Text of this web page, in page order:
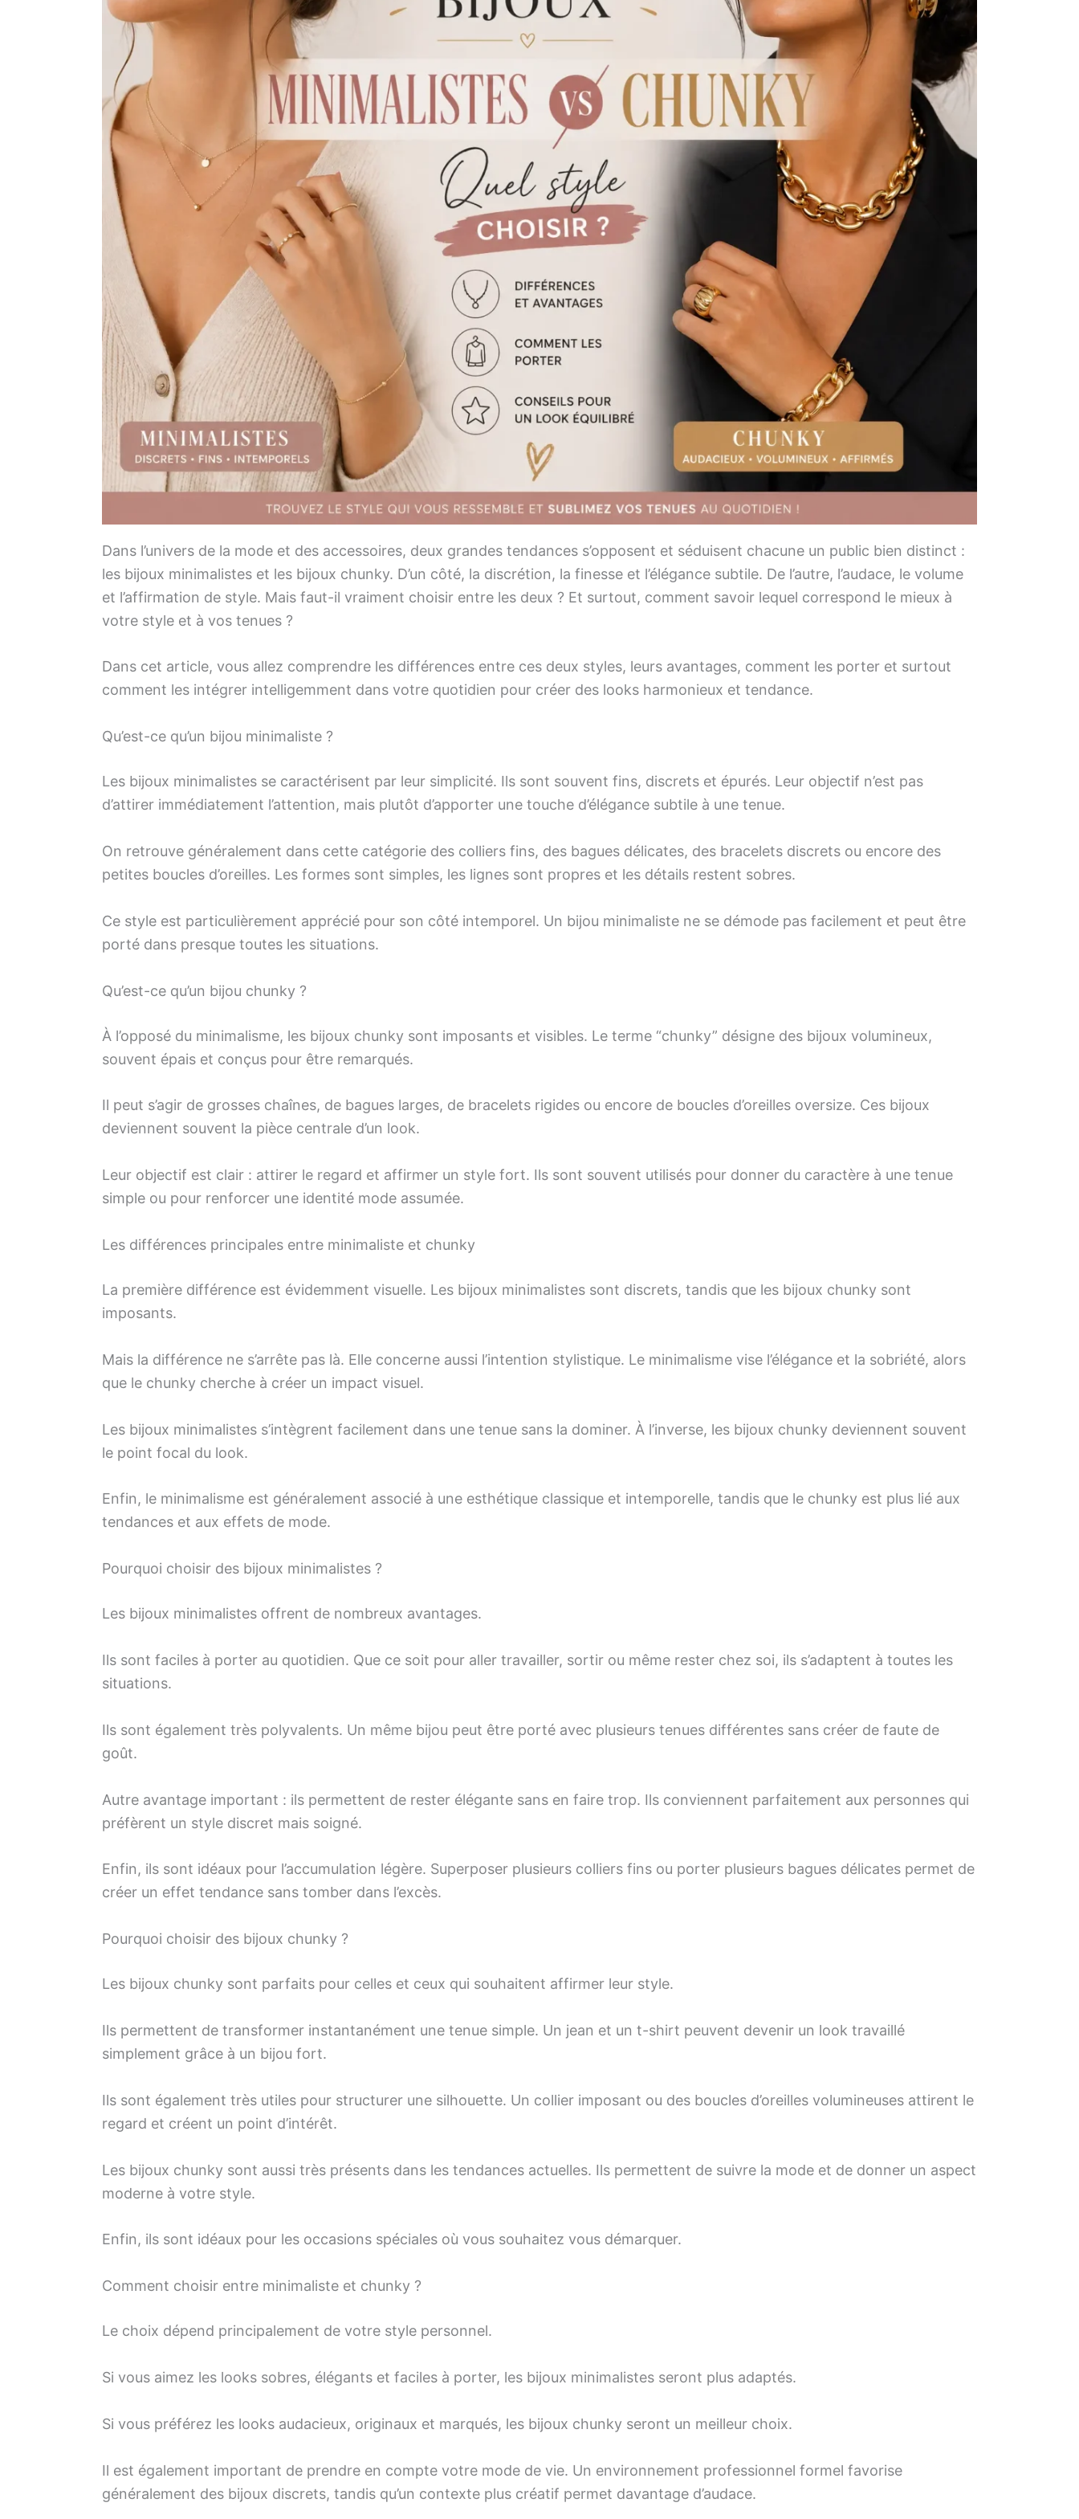
Dans l’univers de la mode et des accessoires, deux grandes tendances s’opposent et séduisent chacune un public bien distinct :
les bijoux minimalistes et les bijoux chunky. D’un côté, la discrétion, la finesse et l’élégance subtile. De l’autre, l’audace, le volume
et l’affirmation de style. Mais faut-il vraiment choisir entre les deux ? Et surtout, comment savoir lequel correspond le mieux à
votre style et à vos tenues ?
Dans cet article, vous allez comprendre les différences entre ces deux styles, leurs avantages, comment les porter et surtout
comment les intégrer intelligemment dans votre quotidien pour créer des looks harmonieux et tendance.
Qu’est-ce qu’un bijou minimaliste ?
Les bijoux minimalistes se caractérisent par leur simplicité. Ils sont souvent fins, discrets et épurés. Leur objectif n’est pas
d’attirer immédiatement l’attention, mais plutôt d’apporter une touche d’élégance subtile à une tenue.
On retrouve généralement dans cette catégorie des colliers fins, des bagues délicates, des bracelets discrets ou encore des
petites boucles d’oreilles. Les formes sont simples, les lignes sont propres et les détails restent sobres.
Ce style est particulièrement apprécié pour son côté intemporel. Un bijou minimaliste ne se démode pas facilement et peut être
porté dans presque toutes les situations.
Qu’est-ce qu’un bijou chunky ?
À l’opposé du minimalisme, les bijoux chunky sont imposants et visibles. Le terme “chunky” désigne des bijoux volumineux,
souvent épais et conçus pour être remarqués.
Il peut s’agir de grosses chaînes, de bagues larges, de bracelets rigides ou encore de boucles d’oreilles oversize. Ces bijoux
deviennent souvent la pièce centrale d’un look.
Leur objectif est clair : attirer le regard et affirmer un style fort. Ils sont souvent utilisés pour donner du caractère à une tenue
simple ou pour renforcer une identité mode assumée.
Les différences principales entre minimaliste et chunky
La première différence est évidemment visuelle. Les bijoux minimalistes sont discrets, tandis que les bijoux chunky sont
imposants.
Mais la différence ne s’arrête pas là. Elle concerne aussi l’intention stylistique. Le minimalisme vise l’élégance et la sobriété, alors
que le chunky cherche à créer un impact visuel.
Les bijoux minimalistes s’intègrent facilement dans une tenue sans la dominer. À l’inverse, les bijoux chunky deviennent souvent
le point focal du look.
Enfin, le minimalisme est généralement associé à une esthétique classique et intemporelle, tandis que le chunky est plus lié aux
tendances et aux effets de mode.
Pourquoi choisir des bijoux minimalistes ?
Les bijoux minimalistes offrent de nombreux avantages.
Ils sont faciles à porter au quotidien. Que ce soit pour aller travailler, sortir ou même rester chez soi, ils s’adaptent à toutes les
situations.
Ils sont également très polyvalents. Un même bijou peut être porté avec plusieurs tenues différentes sans créer de faute de
goût.
Autre avantage important : ils permettent de rester élégante sans en faire trop. Ils conviennent parfaitement aux personnes qui
préfèrent un style discret mais soigné.
Enfin, ils sont idéaux pour l’accumulation légère. Superposer plusieurs colliers fins ou porter plusieurs bagues délicates permet de
créer un effet tendance sans tomber dans l’excès.
Pourquoi choisir des bijoux chunky ?
Les bijoux chunky sont parfaits pour celles et ceux qui souhaitent affirmer leur style.
Ils permettent de transformer instantanément une tenue simple. Un jean et un t-shirt peuvent devenir un look travaillé
simplement grâce à un bijou fort.
Ils sont également très utiles pour structurer une silhouette. Un collier imposant ou des boucles d’oreilles volumineuses attirent le
regard et créent un point d’intérêt.
Les bijoux chunky sont aussi très présents dans les tendances actuelles. Ils permettent de suivre la mode et de donner un aspect
moderne à votre style.
Enfin, ils sont idéaux pour les occasions spéciales où vous souhaitez vous démarquer.
Comment choisir entre minimaliste et chunky ?
Le choix dépend principalement de votre style personnel.
Si vous aimez les looks sobres, élégants et faciles à porter, les bijoux minimalistes seront plus adaptés.
Si vous préférez les looks audacieux, originaux et marqués, les bijoux chunky seront un meilleur choix.
Il est également important de prendre en compte votre mode de vie. Un environnement professionnel formel favorise
généralement des bijoux discrets, tandis qu’un contexte plus créatif permet davantage d’audace.